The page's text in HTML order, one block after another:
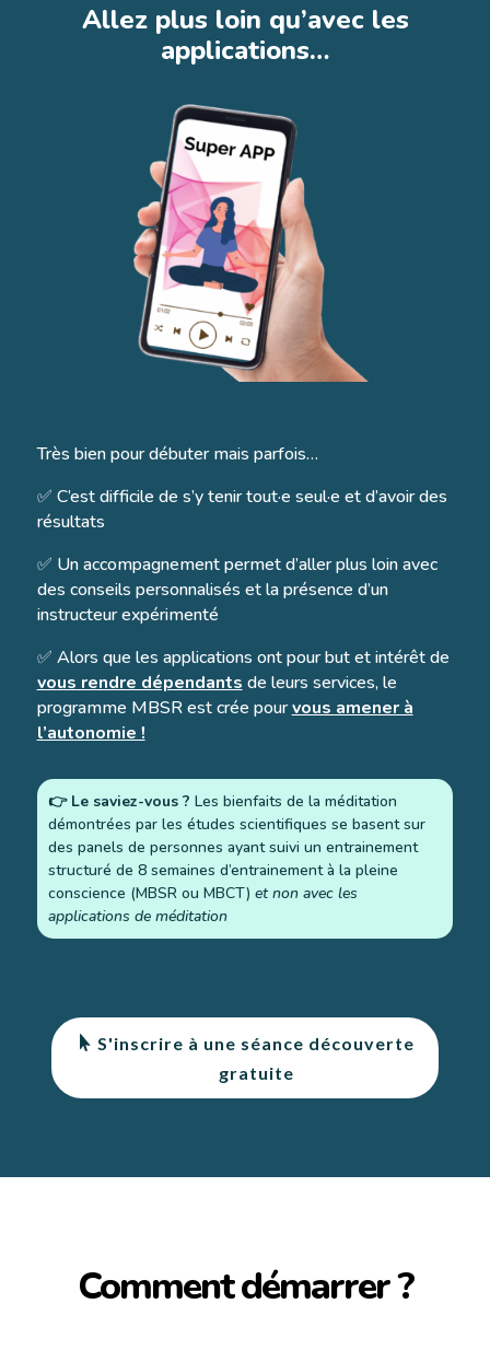
Allez plus loin qu’avec les
applications…
Très bien pour débuter mais parfois…
✅ C’est difficile de s’y tenir tout·e seul·e et d’avoir des
résultats
✅ Un accompagnement permet d’aller plus loin avec
des conseils personnalisés et la présence d’un
instructeur expérimenté
✅ Alors que les applications ont pour but et intérêt de
vous rendre dépendants de leurs services, le
programme MBSR est crée pourvous amener à
l’autonomie !
👉 Le saviez-vous ? Les bienfaits de la méditation
démontrées par les études scientifiques se basent sur
des panels de personnes ayant suivi un entrainement
structuré de 8 semaines d’entrainement à la pleine
conscience (MBSR ou MBCT) et non avec les
applications de méditation
S'inscrire à une séance découverte
gratuite
Comment démarrer ?